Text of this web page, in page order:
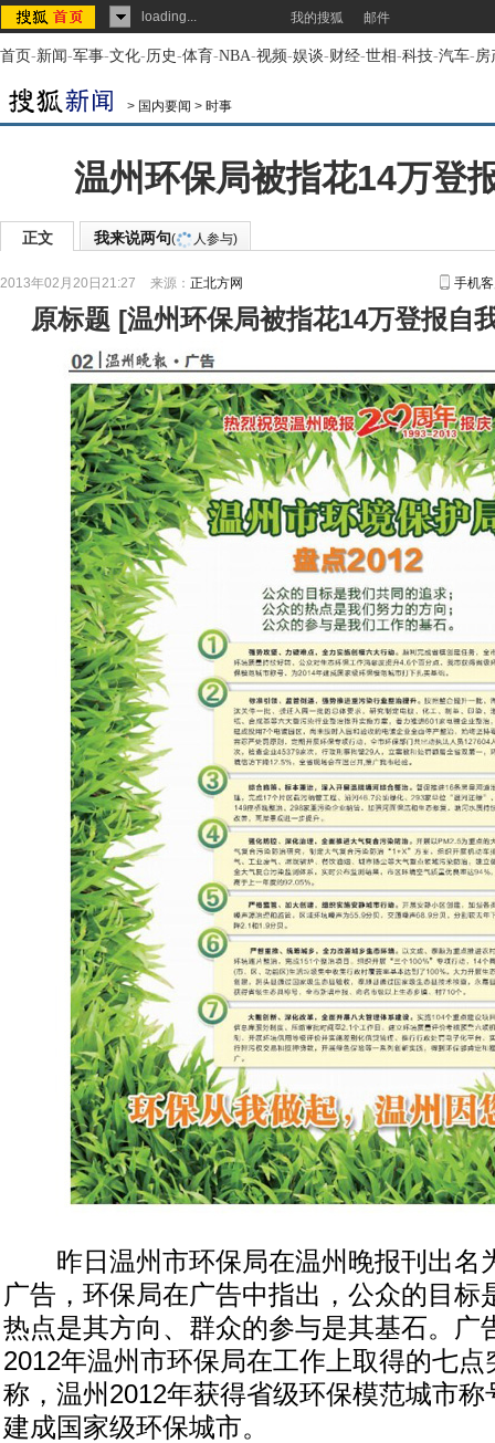
loading... 我的搜狐 邮件
首页-新闻-军事-文化-历史-体育-NBA-视频-娱谈-财经-世相-科技-汽车-房
> 国内要闻 > 时事
温州环保局被指花14万登
正文 我来说两句( 人参与)
2013年02月20日21:27 来源： 正北方网 手机
原标题 [温州环保局被指花14万登报自
昨日温州市环保局在温州晚报刊出名
广告，环保局在广告中指出，公众的目标
热点是其方向、群众的参与是其基石。广
2012年温州市环保局在工作上取得的七
称，温州2012年获得省级环保模范城市称
建成国家级环保城市。